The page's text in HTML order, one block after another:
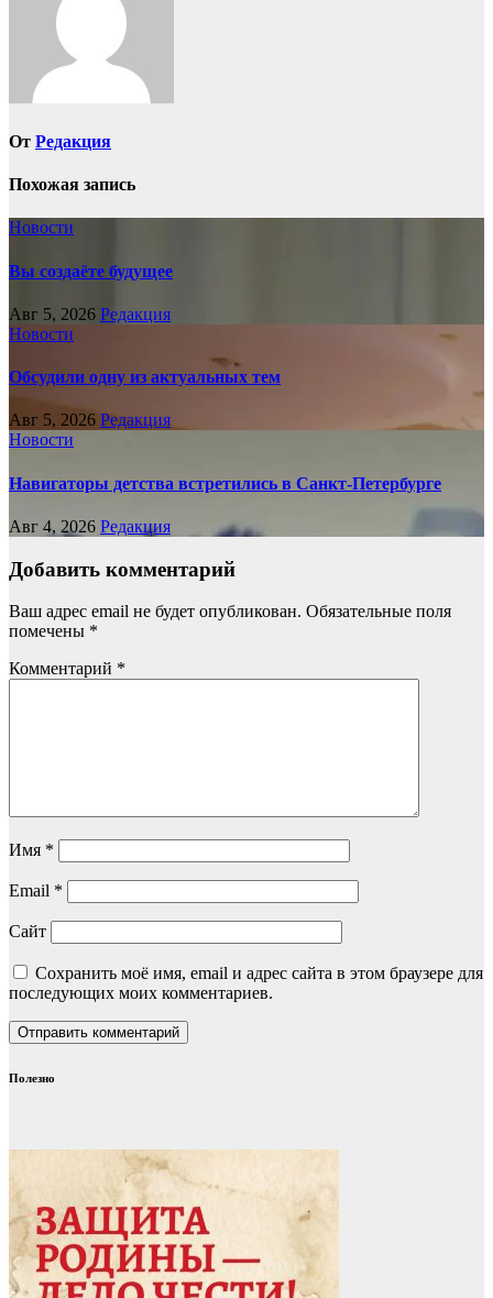
От Редакция
Похожая запись
Новости
Вы создаёте будущее
Авг 5, 2026 Редакция
Новости
Обсудили одну из актуальных тем
Авг 5, 2026 Редакция
Новости
Навигаторы детства встретились в Санкт-Петербурге
Авг 4, 2026 Редакция
Добавить комментарий
Ваш адрес email не будет опубликован. Обязательные поля
помечены *
Комментарий *
Имя *
Email *
Сайт
Сохранить моё имя, email и адрес сайта в этом браузере для
последующих моих комментариев.
Полезно